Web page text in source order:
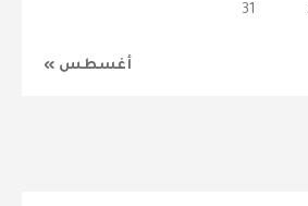
أغسطس »
31